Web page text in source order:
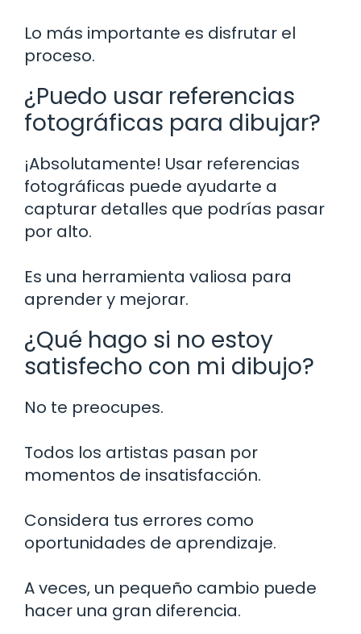
Lo más importante es disfrutar el
proceso.
¿Puedo usar referencias
fotográficas para dibujar?
¡Absolutamente! Usar referencias
fotográficas puede ayudarte a
capturar detalles que podrías pasar
por alto.
Es una herramienta valiosa para
aprender y mejorar.
¿Qué hago si no estoy
satisfecho con mi dibujo?
No te preocupes.
Todos los artistas pasan por
momentos de insatisfacción.
Considera tus errores como
oportunidades de aprendizaje.
A veces, un pequeño cambio puede
hacer una gran diferencia.